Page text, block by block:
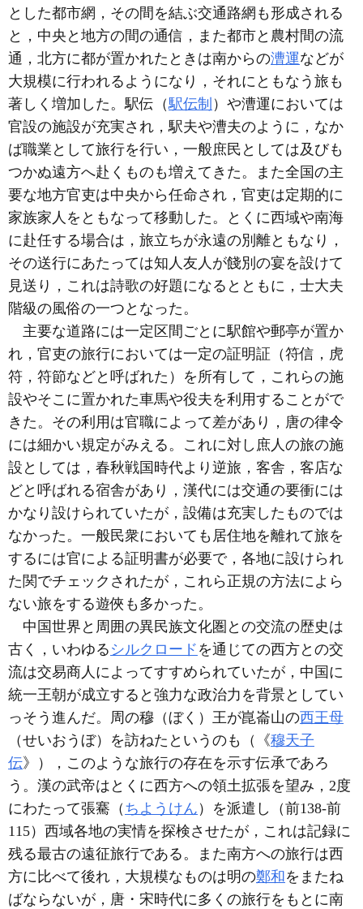
とした都市網，その間を結ぶ交通路網も形成される
と，中央と地方の間の通信，また都市と農村間の流
通，北方に都が置かれたときは南からの漕運などが
大規模に行われるようになり，それにともなう旅も
著しく増加した。駅伝（駅伝制 ）や漕運においては
官設の施設が充実され，駅夫や漕夫のように，なか
ば職業として旅行を行い，一般庶民としては及びも
つかぬ遠方へ赴くものも増えてきた。また全国の主
要な地方官吏は中央から任命され，官吏は定期的に
家族家人をともなって移動した。とくに西域や南海
に赴任する場合は，旅立ちが永遠の別離ともなり，
その送行にあたっては知人友人が餞別の宴を設けて
見送り，これは詩歌の好題になるとともに，士大夫
階級の風俗の一つとなった。
主要な道路には一定区間ごとに駅館や郵亭が置か
れ，官吏の旅行においては一定の証明証（符信，虎
符，符節などと呼ばれた）を所有して，これらの施
設やそこに置かれた車馬や役夫を利用することがで
きた。その利用は官職によって差があり，唐の律令
には細かい規定がみえる。これに対し庶人の旅の施
設としては，春秋戦国時代より逆旅，客舎，客店な
どと呼ばれる宿舎があり，漢代には交通の要衝には
かなり設けられていたが，設備は充実したものでは
なかった。一般民衆においても居住地を離れて旅を
するには官による証明書が必要で，各地に設けられ
た関でチェックされたが，これら正規の方法によら
ない旅をする遊俠も多かった。
中国世界と周囲の異民族文化圏との交流の歴史は
古く，いわゆる シルクロード を通じての西方との交
流は交易商人によってすすめられていたが，中国に
統一王朝が成立すると強力な政治力を背景としてい
っそう進んだ。周の穆（ぼく）王が崑崙山の西王母
（せいおうぼ）を訪ねたというのも（《穆天子
伝》），このような旅行の存在を示す伝承であろ
う。漢の武帝はとくに西方への領土拡張を望み，2度
にわたって張騫（ ちようけん ）を派遣し（前138-前
115）西域各地の実情を探検させたが，これは記録に
残る最古の遠征旅行である。また南方への旅行は西
方に比べて後れ，大規模なものは明の鄭和 をまたね
ばならないが，唐・宋時代に多くの旅行をもとに南